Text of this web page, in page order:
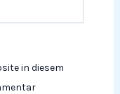
in diesem